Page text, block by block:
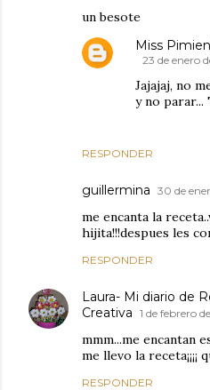
un besote
RESPONDER
Miss
23 de enero
Jajajaj, no
y no parar...
guillermina 30 de
me encanta la
hijita!!!despues les
RESPONDER
Laura- Mi diario de
Creativa 1 de febrero
mmm...me encantan
me llevo la receta¡¡¡¡
RESPONDER